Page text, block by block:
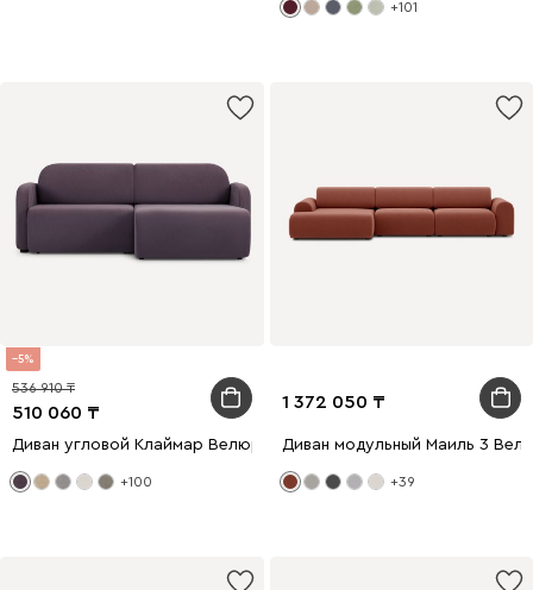
+101
5
510 060
536 910
Диван угловой Клаймар Велюр Фиолетовый
+100
1 372 050
Диван модульный Маиль 3
+39